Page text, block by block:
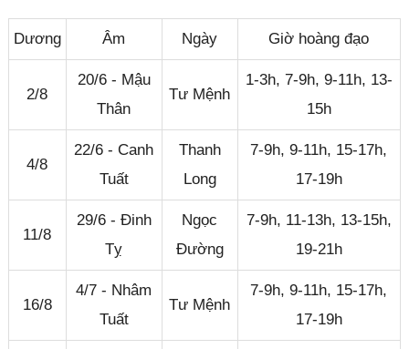
Dương Âm Ngày Giờ hoàng đạo
2/8
20/6 - Mậu
Thân
Tư Mệnh
1-3h, 7-9h, 9-11h, 13-
15h
4/8
22/6 - Canh
Tuất
Thanh
Long
7-9h, 9-11h, 15-17h,
17-19h
11/8
29/6 - Đinh
Tỵ
Ngọc
Đường
7-9h, 11-13h, 13-15h,
19-21h
16/8
4/7 - Nhâm
Tuất
Tư Mệnh
7-9h, 9-11h, 15-17h,
17-19h